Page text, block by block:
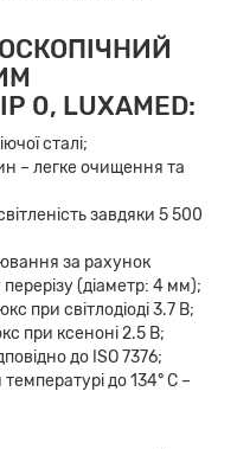
0, LUXAMED:
сталі;
– легке очищення та
завдяки 5 500
за рахунок
(діаметр: 4 мм);
при світлодіоді 3.7 В;
при ксеноні 2.5 В;
до ISO 7376;
до 134° C –